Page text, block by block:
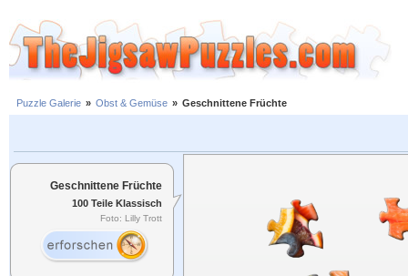
Puzzle Galerie » Obst & Gemüse » Geschnittene Früchte
Geschnittene Früchte
100 Teile Klassisch
Foto: Lilly Trott